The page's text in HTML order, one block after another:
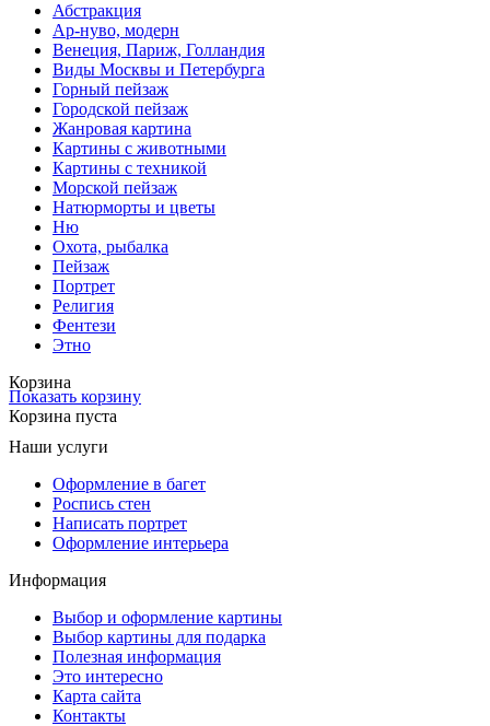
Абстракция
Ар-нуво, модерн
Венеция, Париж, Голландия
Виды Москвы и Петербурга
Горный пейзаж
Городской пейзаж
Жанровая картина
Картины с животными
Картины с техникой
Морской пейзаж
Натюрморты и цветы
Ню
Охота, рыбалка
Пейзаж
Портрет
Религия
Фентези
Этно
Корзина
Показать корзину
Корзина пуста
Наши услуги
Оформление в багет
Роспись стен
Написать портрет
Оформление интерьера
Информация
Выбор и оформление картины
Выбор картины для подарка
Полезная информация
Это интересно
Карта сайта
Контакты